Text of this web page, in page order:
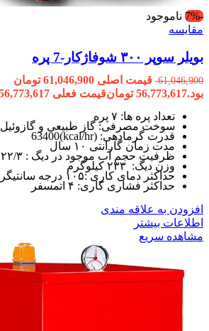
-7%
ناموجود
مقایسه
بویلر سوپر ۳۰۰ شوفاژکار-7 پره
61,046,900
قیمت اصلی 61,046,900 تومان
بود.56,773,617 تومانقیمت فعلی 56,773,617 تومان است.
تعداد پره ها: ۷ پره
سوخت مصرفی: گاز طبیعی و گازوئیل
قدرت گرمادهی: (kcal/hr)63400
مدت زمان گارانتی ۱۰ سال
ظرفیت حجم آب موجود در دیگ : ۲۲/۳لیتر
وزن دیگ: ۲۳۳ کیلوگرم
حداکثر دمای کاری :۱۰۵ درجه سانتیگراد
حداکثر فشاری کاری: ۴ اتمسفر
افزودن به علاقه مندی
اطلاعات بیشتر
مشاهده سریع